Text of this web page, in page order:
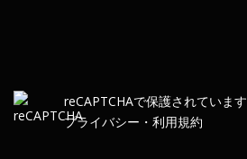
reCAPTCHAで保護されています
プライバシー ・ 利用規約